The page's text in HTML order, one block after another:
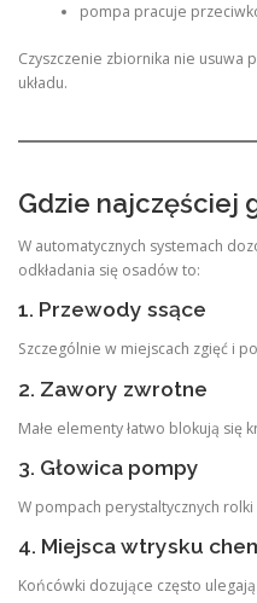
pompa pracuje
Czyszczenie zbiornika nie usuwa
układu.
Gdzie najczęściej
W automatycznych systemach
odkładania się osadów to:
1. Przewody ssące
Szczególnie w miejscach zgięć i
2. Zawory zwrotne
Małe elementy łatwo blokują się
3. Głowica pompy
W pompach perystaltycznych
4. Miejsca wtrysku
Końcówki dozujące często